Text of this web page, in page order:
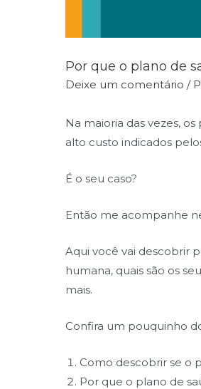
Por que o plano de
Deixe um comentário /
Na maioria das vezes,
alto custo indicados
É o seu caso?
Então me acompanhe
Aqui você vai descobrir
humana, quais são os
mais.
Confira um pouquinho
Como descobrir se o
Por que o plano de